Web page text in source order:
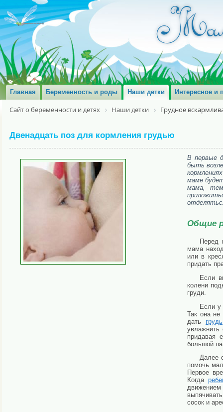
Главная Беременность и роды Наши детки Интересное и
Сайт о беременности и детях Наши детки Грудное
Двенадцать поз для кормления грудью
В первые
быть
маме
мама,
Общие
Перед
мама
или в
придать
Если
колени
груди.
Если
Так она
дать грудь
увлажнить
придавая
большой
Далее
помочь
Первое
Когда
движением
сосок и